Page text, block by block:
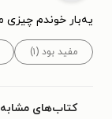
یەبار خوندم چیزی
مفید بود (۱)
کتاب‌های مشابه